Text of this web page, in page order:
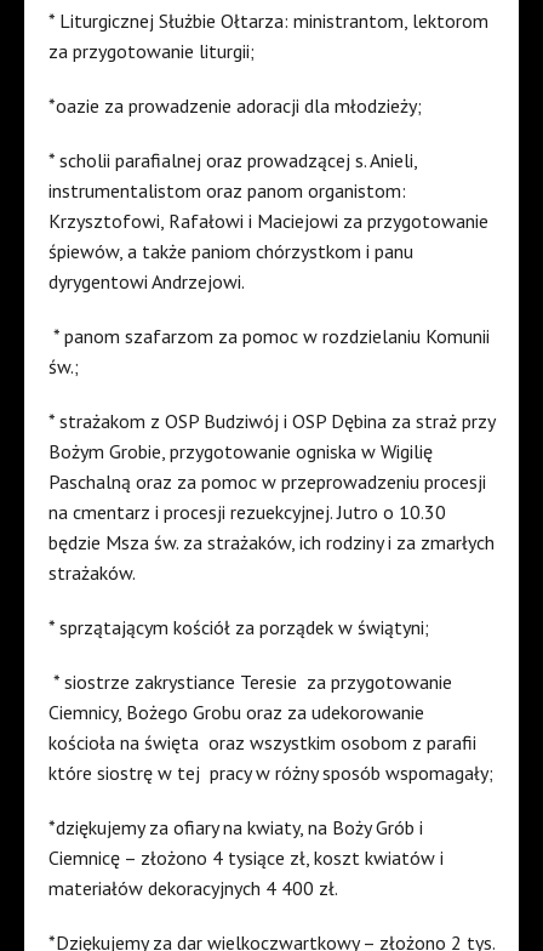
* Liturgicznej Służbie Ołtarza: ministrantom, lektorom
za przygotowanie liturgii;
*oazie za prowadzenie adoracji dla młodzieży;
* scholii parafialnej oraz prowadzącej s. Anieli,
instrumentalistom oraz panom organistom:
Krzysztofowi, Rafałowi i Maciejowi za przygotowanie
śpiewów, a także paniom chórzystkom i panu
dyrygentowi Andrzejowi.
* panom szafarzom za pomoc w rozdzielaniu Komunii
św.;
* strażakom z OSP Budziwój i OSP Dębina za straż przy
Bożym Grobie, przygotowanie ogniska w Wigilię
Paschalną oraz za pomoc w przeprowadzeniu procesji
na cmentarz i procesji rezuekcyjnej. Jutro o 10.30
będzie Msza św. za strażaków, ich rodziny i za zmarłych
strażaków.
* sprzątającym kościół za porządek w świątyni;
* siostrze zakrystiance Teresie za przygotowanie
Ciemnicy, Bożego Grobu oraz za udekorowanie
kościoła na święta oraz wszystkim osobom z parafii
które siostrę w tej pracy w różny sposób wspomagały;
*dziękujemy za ofiary na kwiaty, na Boży Grób i
Ciemnicę – złożono 4 tysiące zł, koszt kwiatów i
materiałów dekoracyjnych 4 400 zł.
*Dziękujemy za dar wielkoczwartkowy – złożono 2 tys.